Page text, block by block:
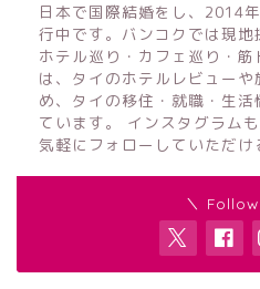
日本で国際結婚をし、2014
行中です。バンコクでは現地
ホテル巡り・カフェ巡り・
は、タイのホテルレビュー
め、タイの移住・就職・生
ています。 インスタグラム
気軽にフォローしていただけ
＼